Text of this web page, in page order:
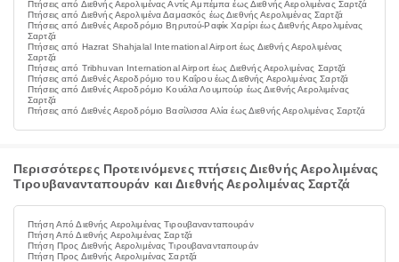
Πτήσεις από Διεθνής Αερολιμένας Αντίς Αμπέμπα έως Διεθνής Αερολιμένας Σαρτζά
Πτήσεις από Διεθνής Αερολιμένα Δαμασκός έως Διεθνής Αερολιμένας Σαρτζά
Πτήσεις από Διεθνές Αεροδρόμιο Βηρυτού-Ραφίκ Χαρίρι έως Διεθνής Αερολιμένας
Σαρτζά
Πτήσεις από Hazrat Shahjalal International Airport έως Διεθνής Αερολιμένας
Σαρτζά
Πτήσεις από Tribhuvan International Airport έως Διεθνής Αερολιμένας Σαρτζά
Πτήσεις από Διεθνές Αεροδρόμιο του Καΐρου έως Διεθνής Αερολιμένας Σαρτζά
Πτήσεις από Διεθνές Αεροδρόμιο Κουάλα Λουμπούρ έως Διεθνής Αερολιμένας
Σαρτζά
Πτήσεις από Διεθνές Αεροδρόμιο Βασίλισσα Αλία έως Διεθνής Αερολιμένας Σαρτζά
Περισσότερες Προτεινόμενες πτήσεις Διεθνής Αερολιμένας
Τιρουβανανταπουράν και Διεθνής Αερολιμένας Σαρτζά
Πτήση Από Διεθνής Αερολιμένας Τιρουβανανταπουράν
Πτήση Από Διεθνής Αερολιμένας Σαρτζά
Πτήση Προς Διεθνής Αερολιμένας Τιρουβανανταπουράν
Πτήση Προς Διεθνής Αερολιμένας Σαρτζά